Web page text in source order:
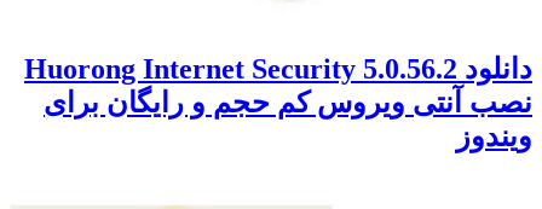
دانلود Huorong Internet Security 5.0.56.2
نصب آنتی ویروس کم حجم و رایگان برای
ویندوز